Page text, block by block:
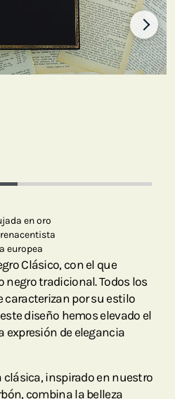
en oro
europea
Clásico, con el que
tradicional. Todos los
caracterizan por su estilo
diseño hemos elevado el
expresión de elegancia
clásica, inspirado en nuestro
combina la belleza